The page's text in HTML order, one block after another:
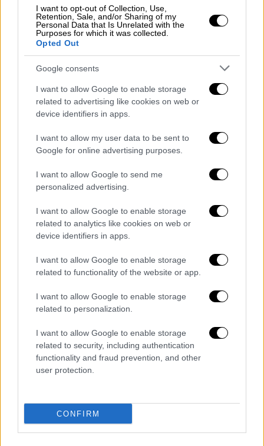
I want to opt-out of Collection, Use,
Retention, Sale, and/or Sharing of my
Personal Data that Is Unrelated with the
Purposes for which it was collected.
Opted Out
Google consents
I want to allow Google to enable storage
related to advertising like cookies on web or
device identifiers in apps.
I want to allow my user data to be sent to
Google for online advertising purposes.
I want to allow Google to send me
personalized advertising.
I want to allow Google to enable storage
related to analytics like cookies on web or
device identifiers in apps.
I want to allow Google to enable storage
related to functionality of the website or app.
I want to allow Google to enable storage
related to personalization.
I want to allow Google to enable storage
related to security, including authentication
functionality and fraud prevention, and other
user protection.
CONFIRM
Παράλληλα, η αστυνομία της Νέα Νότια
Ουαλίαέχει ζητήσει την έκδοση
περιοριστικών μέτρων σε βάρος του
33χρονου, προκειμένου να απαγορευτεί κάθε
μορφή επικοινωνίας ή προσέγγισης προς τη
Ντέλτα Γκούντρεμ.
Man charged with allegedly harassing
https://t.co/PvQinHAFSm
(@DailyMailCeleb)
Δεν είναι η πρώτη φορά που η
τραγουδίστρια βρίσκεται αντιμέτωπη με
ανάλογο περιστατικό stalking. Σύμφωνα με
τη Daily Mail, σε παλαιότερη υπόθεσηάλλος
άντρας είχε επιμείνει σε ανεπιθύμητη
εκατοντάδες μηνύματα και φτάνοντας ακόμη
και έξω από την κατοικία της
παρά τις σχετικές απαγορεύσεις.
Η υπόθεση εκείνηείχε οδηγήσει σε
δικαστική καταδίκη, καθώς ο δράστης
μέτρωνκαι συνέχισε να προσεγγίζει τη
γνωστή καλλιτέχνιδα.